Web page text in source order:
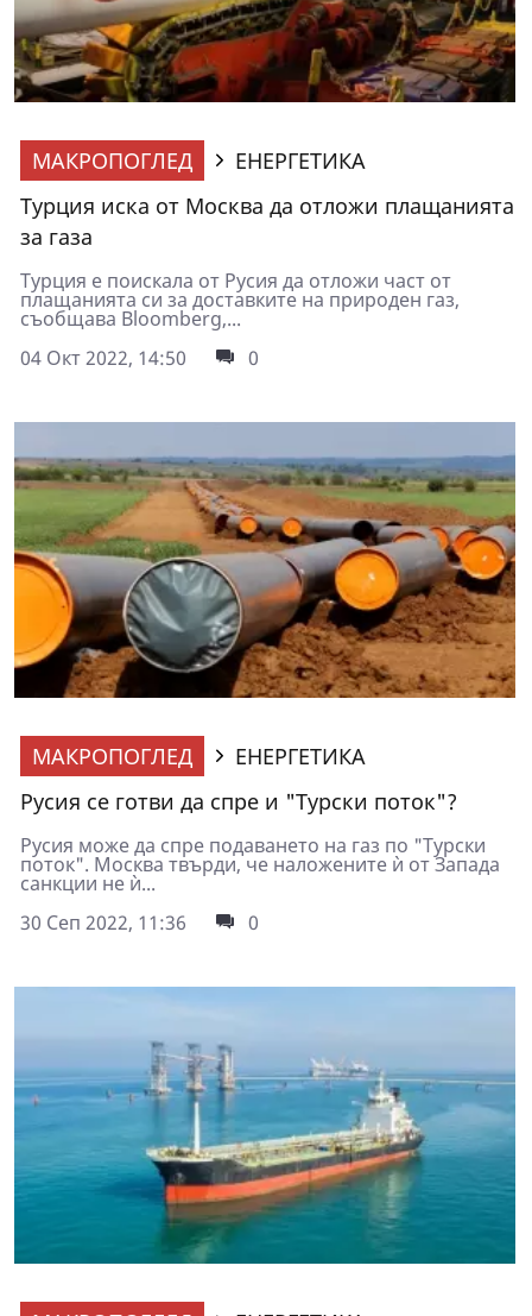
МАКРОПОГЛЕД
ЕНЕРГЕТИКА
Турция иска от Москва да отложи плащанията
за газа
Турция е поискала от Русия да отложи част от
плащанията си за доставките на природен газ,
съобщава Bloomberg,...
04 Окт 2022, 14:50
0
МАКРОПОГЛЕД
ЕНЕРГЕТИКА
Русия се готви да спре и "Турски поток"?
Русия може да спре подаването на газ по "Турски
поток". Москва твърди, че наложените ѝ от Запада
санкции не ѝ...
30 Сеп 2022, 11:36
0